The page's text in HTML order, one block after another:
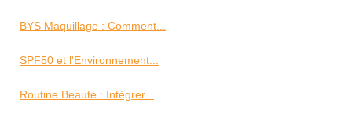
BYS Maquillage : Comment...
SPF50 et l'Environnement...
Routine Beauté : Intégrer...